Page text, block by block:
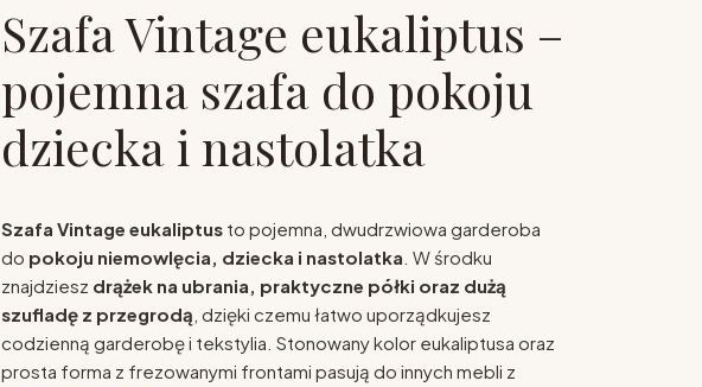
Szafa Vintage eukaliptus –
pojemna szafa do pokoju
dziecka i nastolatka
Szafa Vintage eukaliptusto pojemna, dwudrzwiowa garderoba
do pokoju niemowlęcia, dziecka i nastolatka . W środku
znajdziesz drążek na ubrania, praktyczne półki oraz dużą
szufladę z przegrodą , dzięki czemu łatwo uporządkujesz
codzienną garderobę i tekstylia. Stonowany kolor eukaliptusa oraz
prosta forma z frezowanymi frontami pasują do innych mebli z